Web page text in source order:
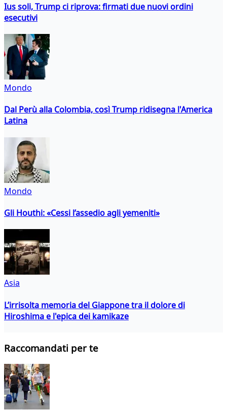
Ius soli, Trump ci riprova: firmati due nuovi ordini
esecutivi
Mondo
Dal Perù alla Colombia, così Trump ridisegna l'America
Latina
Mondo
Gli Houthi: «Cessi l’assedio agli yemeniti»
Asia
L’irrisolta memoria del Giappone tra il dolore di
Hiroshima e l'epica dei kamikaze
Raccomandati per te